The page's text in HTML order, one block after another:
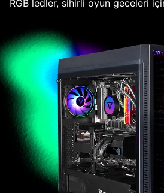
RGB ledler, sihirli oyun geceleri